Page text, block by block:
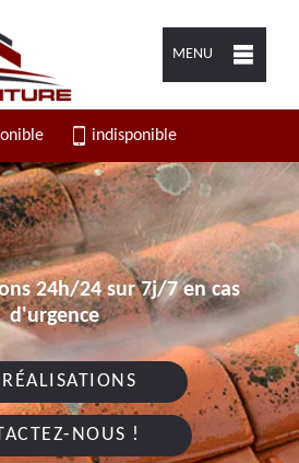
MENU
indisponible
24h/24 sur 7j/7 en cas
d'urgence
NOUS !